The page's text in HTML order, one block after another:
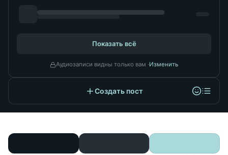
Показать всё
Аудиозаписи видны только вам ·Изменить
Создать пост